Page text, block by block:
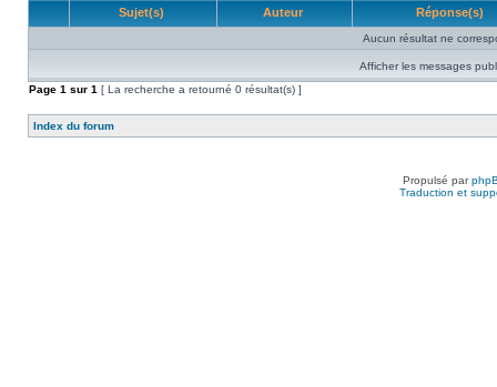
Sujet(s) Auteur Réponse(s)
Aucun résultat ne
Afficher les messages
Page 1 sur 1 [ La recherche a retourné 0 résultat(s) ]
Index du forum
Propulsé par
Traduction et